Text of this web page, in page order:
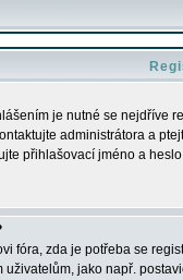
je nutné se nejdříve
administrátora a
přihlašovací jméno a
fóra, zda je potřeba se
jako např.